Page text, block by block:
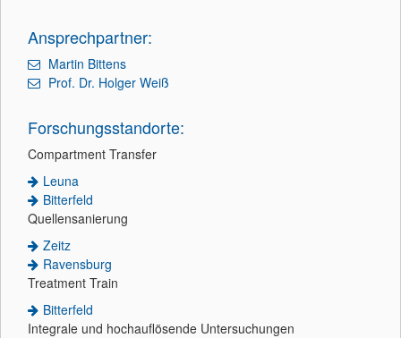
Ansprechpartner:
Martin Bittens
Prof. Dr. Holger Weiß
Forschungsstandorte:
Compartment Transfer
Leuna
Bitterfeld
Quellensanierung
Zeitz
Ravensburg
Treatment Train
Bitterfeld
Integrale und hochauflösende Untersuchungen